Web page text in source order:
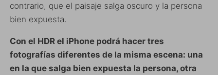
contrario, que el paisaje salga oscuro y la persona
bien expuesta.
Con el HDR el iPhone podrá hacer tres
fotografías diferentes de la misma escena: una
en la que salga bien expuesta la persona, otra